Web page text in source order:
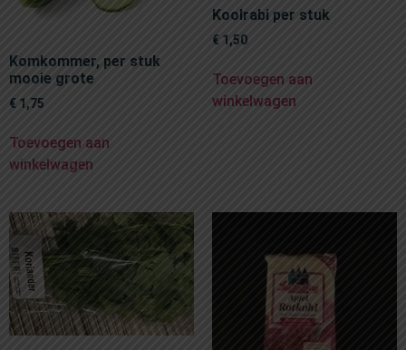
Komkommer, per stuk
mooie grote
€ 1,75
Toevoegen aan
winkelwagen
Koolrabi per stuk
€ 1,50
Toevoegen aan
winkelwagen